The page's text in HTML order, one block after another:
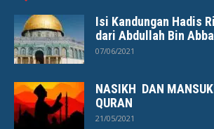
Isi Kandungan Hadis
dari Abdullah Bin
07/06/2021
NASIKH DAN
QURAN
21/05/2021